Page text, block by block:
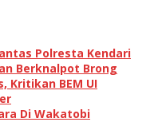
Polresta Kendari
Berknalpot Brong
Kritikan BEM UI
Di Wakatobi